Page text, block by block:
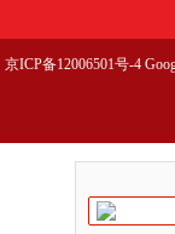
京ICP备12006501号-4